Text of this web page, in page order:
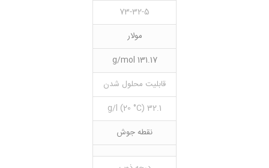
73-32-5
مولار
131.17 g/mol
قابلیت محلول شدن
32.1 g/l (20 °C)
نقطه جوش